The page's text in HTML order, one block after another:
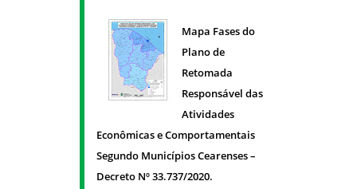
Mapa Fases do
Plano de
Retomada
Responsável das
Atividades
Econômicas e Comportamentais
Segundo Municípios Cearenses –
Decreto Nº 33.737/2020.